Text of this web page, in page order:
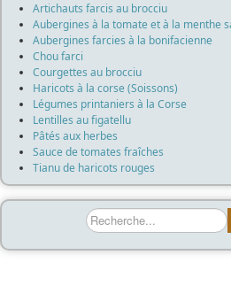
Artichauts farcis au brocciu
Aubergines à la tomate et à la menthe
Aubergines farcies à la bonifacienne
Chou farci
Courgettes au brocciu
Haricots à la corse (Soissons)
Légumes printaniers à la Corse
Lentilles au figatellu
Pâtés aux herbes
Sauce de tomates fraîches
Tianu de haricots rouges
Rechercher